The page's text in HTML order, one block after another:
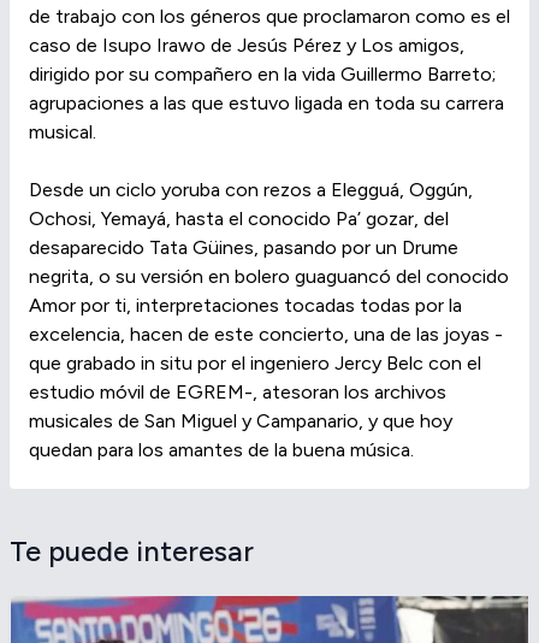
de trabajo con los géneros que proclamaron como es el
caso de Isupo Irawo de Jesús Pérez y Los amigos,
dirigido por su compañero en la vida Guillermo Barreto;
agrupaciones a las que estuvo ligada en toda su carrera
musical.
Desde un ciclo yoruba con rezos a Elegguá, Oggún,
Ochosi, Yemayá, hasta el conocido Pa’ gozar, del
desaparecido Tata Güines, pasando por un Drume
negrita, o su versión en bolero guaguancó del conocido
Amor por ti, interpretaciones tocadas todas por la
excelencia, hacen de este concierto, una de las joyas -
que grabado in situ por el ingeniero Jercy Belc con el
estudio móvil de EGREM-, atesoran los archivos
musicales de San Miguel y Campanario, y que hoy
quedan para los amantes de la buena música.
Te puede interesar